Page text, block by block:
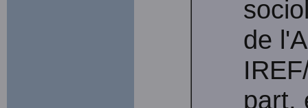
de
part,